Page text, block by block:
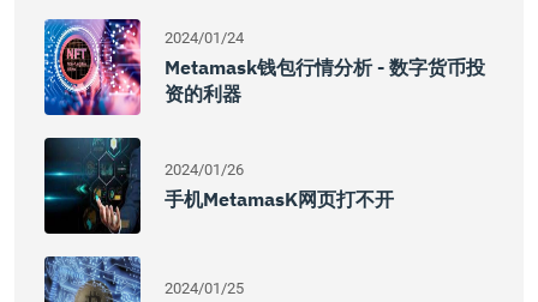
2024/01/24
Metamask钱包行情分析 - 数字货币投
资的利器
2024/01/26
手机MetamasK网页打不开
2024/01/25